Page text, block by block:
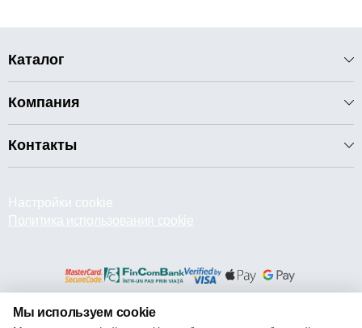
Каталог
Компания
Контакты
Настройки cookie
Политика использования cookie
© 2013 – 2026 ECOM
Мы используем cookie